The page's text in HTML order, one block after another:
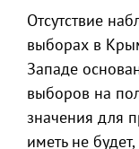
Отсутствие
выборах в
Западе
выборов на
значения для
иметь не